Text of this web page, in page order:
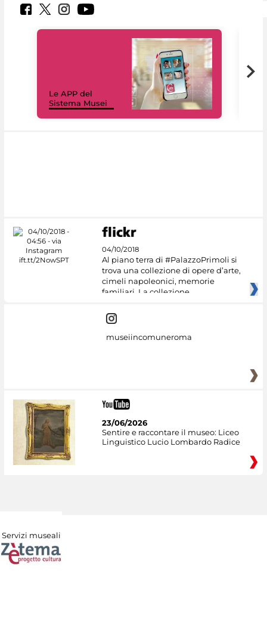
Le APP del
Sistema Musei
04/10/2018
Al piano terra di #PalazzoPrimoli si
trova una collezione di opere d’arte,
cimeli napoleonici, memorie
familiari. La collezione
museiincomuneroma
23/06/2026
Sentire e raccontare il museo: Liceo
Linguistico Lucio Lombardo Radice
Servizi museali